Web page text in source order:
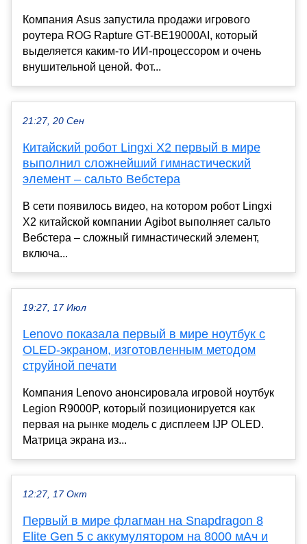
Компания Asus запустила продажи игрового
роутера ROG Rapture GT-BE19000AI, который
выделяется каким-то ИИ-процессором и очень
внушительной ценой. Фот...
21:27, 20 Сен
Китайский робот Lingxi X2 первый в мире
выполнил сложнейший гимнастический
элемент – сальто Вебстера
В сети появилось видео, на котором робот Lingxi
X2 китайской компании Agibot выполняет сальто
Вебстера – сложный гимнастический элемент,
включа...
19:27, 17 Июл
Lenovo показала первый в мире ноутбук с
OLED-экраном, изготовленным методом
струйной печати
Компания Lenovo анонсировала игровой ноутбук
Legion R9000P, который позиционируется как
первая на рынке модель с дисплеем IJP OLED.
Матрица экрана из...
12:27, 17 Окт
Первый в мире флагман на Snapdragon 8
Elite Gen 5 с аккумулятором на 8000 мАч и